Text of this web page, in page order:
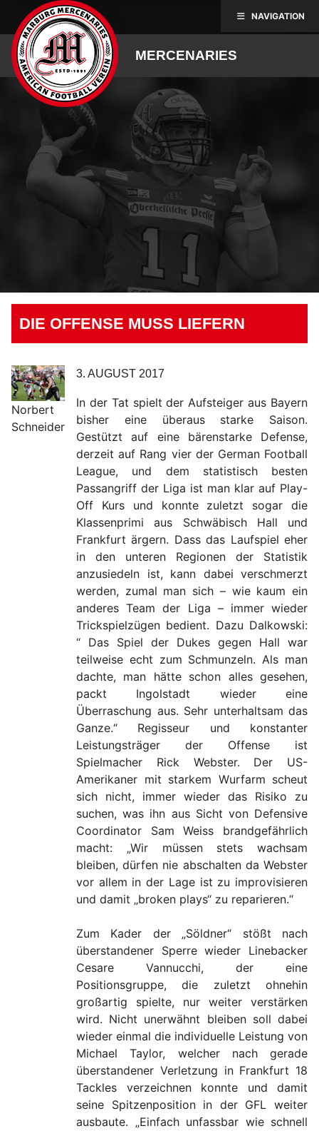
content
MERCENARIES
DIE OFFENSE MUSS LIEFERN
Norbert
Schneider
3. AUGUST 2017
In der Tat spielt der Aufsteiger aus Bayern
bisher eine überaus starke Saison.
Gestützt auf eine bärenstarke Defense,
derzeit auf Rang vier der German Football
League, und dem statistisch besten
Passangriff der Liga ist man klar auf Play-
Off Kurs und konnte zuletzt sogar die
Klassenprimi aus Schwäbisch Hall und
Frankfurt ärgern. Dass das Laufspiel eher
in den unteren Regionen der Statistik
anzusiedeln ist, kann dabei verschmerzt
werden, zumal man sich – wie kaum ein
anderes Team der Liga – immer wieder
Trickspielzügen bedient. Dazu Dalkowski:
“ Das Spiel der Dukes gegen Hall war
teilweise echt zum Schmunzeln. Als man
dachte, man hätte schon alles gesehen,
packt Ingolstadt wieder eine
Überraschung aus. Sehr unterhaltsam das
Ganze.“ Regisseur und konstanter
Leistungsträger der Offense ist
Spielmacher Rick Webster. Der US-
Amerikaner mit starkem Wurfarm scheut
sich nicht, immer wieder das Risiko zu
suchen, was ihn aus Sicht von Defensive
Coordinator Sam Weiss brandgefährlich
macht: „Wir müssen stets wachsam
bleiben, dürfen nie abschalten da Webster
vor allem in der Lage ist zu improvisieren
und damit „broken plays“ zu reparieren.“
Zum Kader der „Söldner“ stößt nach
überstandener Sperre wieder Linebacker
Cesare Vannucchi, der eine
Positionsgruppe, die zuletzt ohnehin
großartig spielte, nur weiter verstärken
wird. Nicht unerwähnt bleiben soll dabei
wieder einmal die individuelle Leistung von
Michael Taylor, welcher nach gerade
überstandener Verletzung in Frankfurt 18
Tackles verzeichnen konnte und damit
seine Spitzenposition in der GFL weiter
ausbaute. „Einfach unfassbar wie schnell
NAVIGATION